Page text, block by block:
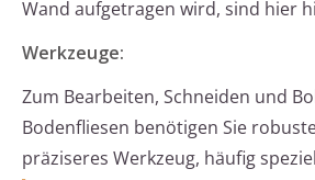
Wand aufgetragen wird, sind hier
Werkzeuge:
Zum Bearbeiten, Schneiden und
Bodenfliesen benötigen Sie
präziseres Werkzeug, häufig